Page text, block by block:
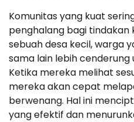
Komunitas yang kuat
penghalang bagi tindakan
sebuah desa kecil, warga
sama lain lebih cenderung
Ketika mereka melihat
mereka akan cepat
berwenang. Hal ini
yang efektif dan